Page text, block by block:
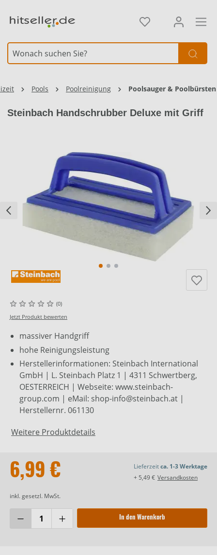
Pools Poolreinigung Poolsauger & Poolbürsten
Steinbach Handschrubber Deluxe mit Griff
(0)
Jetzt Produkt bewerten
massiver Handgriff
hohe Reinigungsleistung
Herstellerinformationen: Steinbach International
GmbH | L. Steinbach Platz 1 | 4311 Schwertberg,
OESTERREICH | Webseite: www.steinbach-
group.com | eMail: shop-info@steinbach.at |
Herstellernr. 061130
Weitere Produktdetails
6,99 €
inkl. gesetzl. MwSt.
Lieferzeitca. 1-3 Werktage
+ 5,49 € Versandkosten
In den Warenkorb